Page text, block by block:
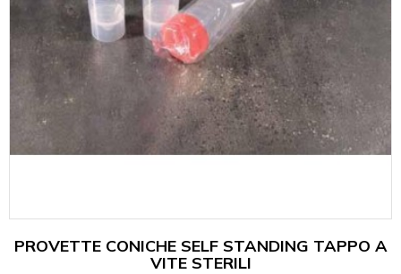
PROVETTE CONICHE SELF STANDING TAPPO A
VITE STERILI